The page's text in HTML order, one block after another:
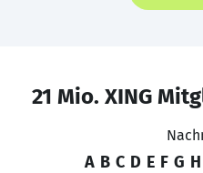
21 Mio. XING
A B C D E F G H